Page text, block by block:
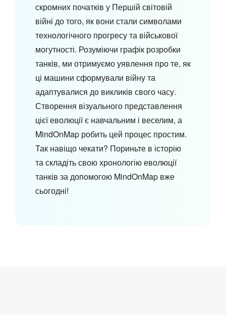
скромних початків у Першій світовій
війні до того, як вони стали символами
технологічного прогресу та військової
могутності. Розуміючи графік розробки
танків, ми отримуємо уявлення про те, як
ці машини сформували війну та
адаптувалися до викликів свого часу.
Створення візуального представлення
цієї еволюції є навчальним і веселим, а
MindOnMap робить цей процес простим.
Так навіщо чекати? Пориньте в історію
та складіть свою хронологію еволюції
танків за допомогою MindOnMap вже
сьогодні!